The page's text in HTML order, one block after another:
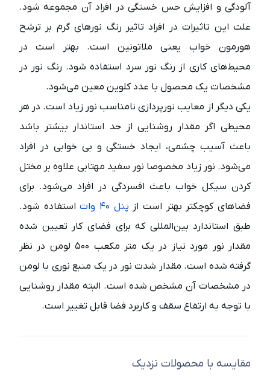
آلودگی و افزایش حس خستگی در افراد آن مجموعه شود.
علت این تاثیرات در افراد تاثیر رنگ نورهای گرم بر ترشح
هورمون خواب یعنی ملاتونین است. بهتر است در
محیط‌های کاری از رنگ نور سرد استفاده شود. رنگ نور در
مشخصات یک محصول با عدد کلوین معین می‌شود.
یکی دیگر از معایب نورپردازی نامناسب نور زیاد است. در هر
محیطی اگر مقدار روشنایی از حد استاندار بیشتر باشد
باعث آسیب چشمی، ایجاد خستگی و بی خوابی در افراد
می‌شود. نور زیاد مخصوصا نور سفید مهتابی علاوه بر مختل
کردن سیکل خواب باعث افسردگی در افراد می‌شود. برای
فضاهای کوچکتر بهتر است از پنل ۴۰ وات
استفاده شود.
طبق استاندارد بین‌المللی که برای فضای کار تعیین شده
مقدار نور مورد نیاز در یک متر مکعب ۵۰۰ لومن در نظر
گرفته شده است. مقدار شدت نور در یک منبع نوری با لومن
در مشخصات آن مشخص شده است. البته مقدار روشنایی
با توجه به ارتفاع سقف و کاربرد فضا قابل تغییر است.
مقایسه با محصولات نزدیک